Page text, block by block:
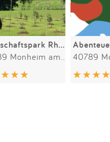
Landschaftspark Rheinbogen